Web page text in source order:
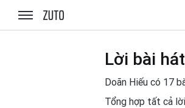
zuto.vn
Lời bài hát
Doãn Hiếu có 17
Tổng hợp tất cả